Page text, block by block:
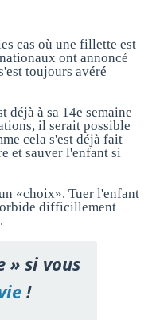
cas où une fillette est
ont annoncé
toujours avéré
déjà à sa 14e semaine
il serait possible
cela s'est déjà fait
et sauver l'enfant si
«choix». Tuer l'enfant
difficillement
» si vous
!